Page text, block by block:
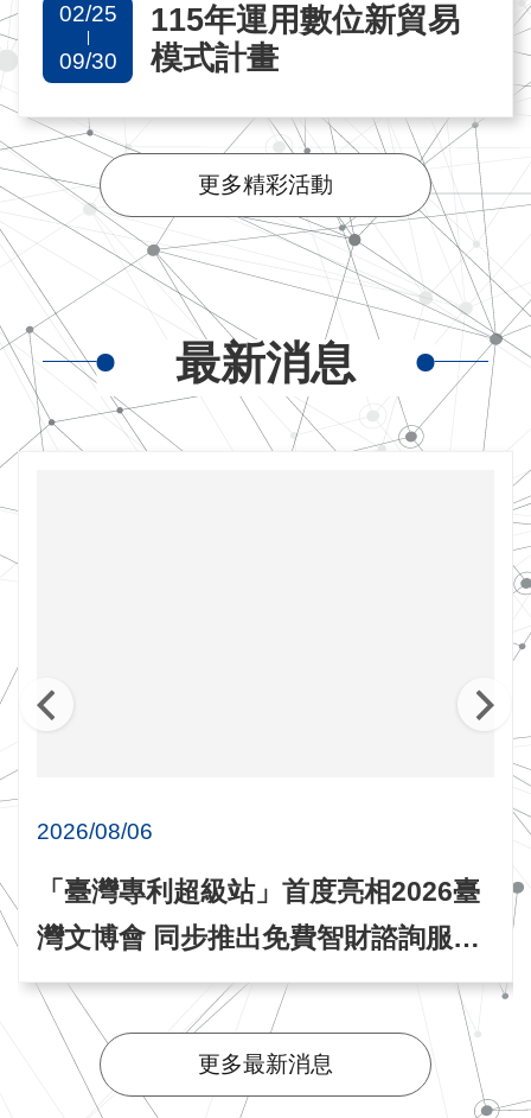
02/25
09/30
115年運用數位新貿易
模式計畫
更多精彩活動
最新消息
2026/08/06
「臺灣專利超級站」首度亮相2026臺
灣文博會 同步推出免費智財諮詢服務
與專題講座
更多最新消息